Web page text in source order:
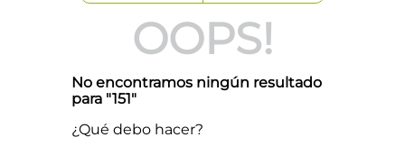
OOPS!
No encontramos ningún resultado
para "151"
¿Qué debo hacer?